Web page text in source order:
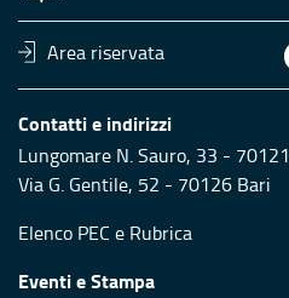
Area riservata
Contatti e indirizzi
Lungomare N. Sauro, 33 -
Via G. Gentile, 52 - 70126 Bari
Elenco PEC e Rubrica
Eventi e Stampa